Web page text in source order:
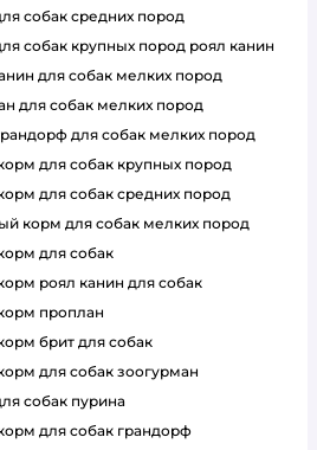
собак средних пород
собак крупных пород роял канин
для собак мелких пород
для собак мелких пород
для собак мелких пород
корм для собак крупных пород
корм для собак средних пород
корм для собак мелких пород
корм для собак
корм роял канин для собак
корм проплан
корм брит для собак
корм для собак зоогурман
собак пурина
корм для собак грандорф